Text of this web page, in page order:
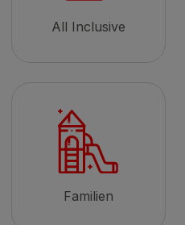
All Inclusive
Familien